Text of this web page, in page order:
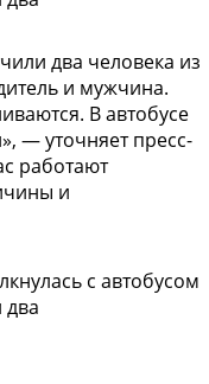
два человека из
и мужчина.
В автобусе
— уточняет пресс-
работают
и